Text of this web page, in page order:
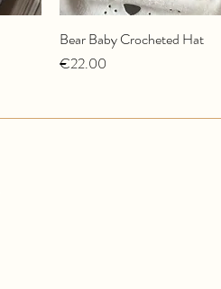
Bear Baby Crocheted Hat
Price
€22.00